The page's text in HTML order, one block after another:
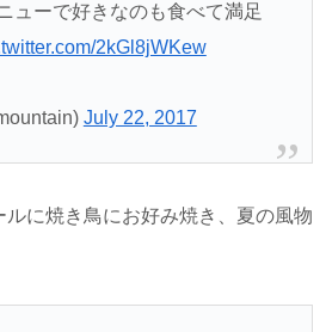
ューで好きなのも食べて満足
2kGl8jWKew
July 22, 2017
に焼き鳥にお好み焼き、夏の風物